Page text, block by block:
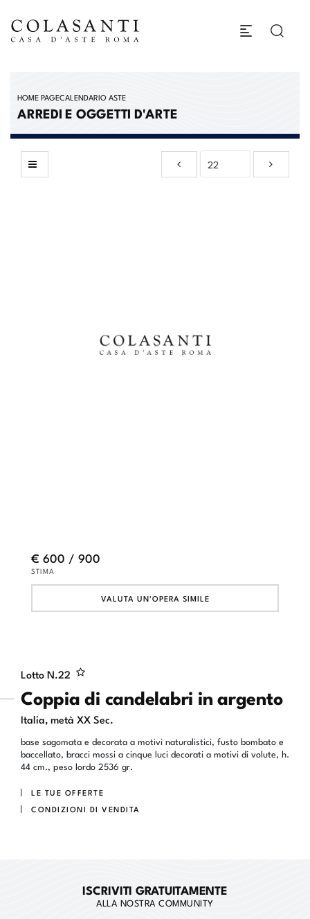
HOME PAGECALENDARIO ASTE
ARREDI E OGGETTI D'ARTE
Lotto N.22
Coppia di candelabri in argento
Italia, metà XX Sec.
base sagomata e decorata a motivi naturalistici, fusto bombato e
baccellato, bracci mossi a cinque luci decorati a motivi di volute, h.
44 cm., peso lordo 2536 gr.
LE TUE OFFERTE
CONDIZIONI DI VENDITA
€ 600 / 900
STIMA
VALUTA UN'OPERA SIMILE
ISCRIVITI GRATUITAMENTE
ALLA NOSTRA COMMUNITY